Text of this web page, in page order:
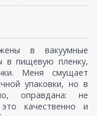
в вакуумные
в пищевую пленку,
Меня смущает
упаковки, но в
оправдана: не
качественно и